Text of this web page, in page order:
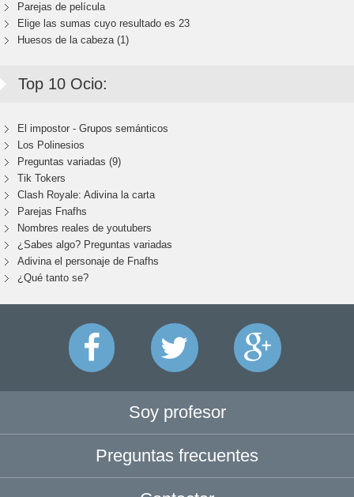
Parejas de película
Elige las sumas cuyo resultado es 23
Huesos de la cabeza (1)
Top 10 Ocio:
El impostor - Grupos semánticos
Los Polinesios
Preguntas variadas (9)
Tik Tokers
Clash Royale: Adivina la carta
Parejas Fnafhs
Nombres reales de youtubers
¿Sabes algo? Preguntas variadas
Adivina el personaje de Fnafhs
¿Qué tanto se?
Soy profesor
Preguntas frecuentes